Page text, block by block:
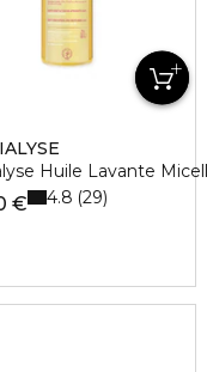
Huile Lavante
€ 4.8 29